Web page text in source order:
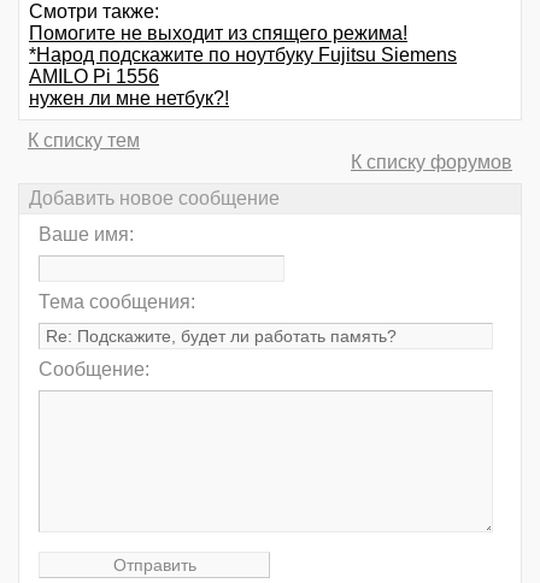
Смотри также:
Помогите не выходит из спящего режима!
*Народ подскажите по ноутбуку Fujitsu Siemens
AMILO Pi 1556
нужен ли мне нетбук?!
К списку тем
К списку форумов
Добавить новое сообщение
Ваше имя:
Тема сообщения:
Сообщение: